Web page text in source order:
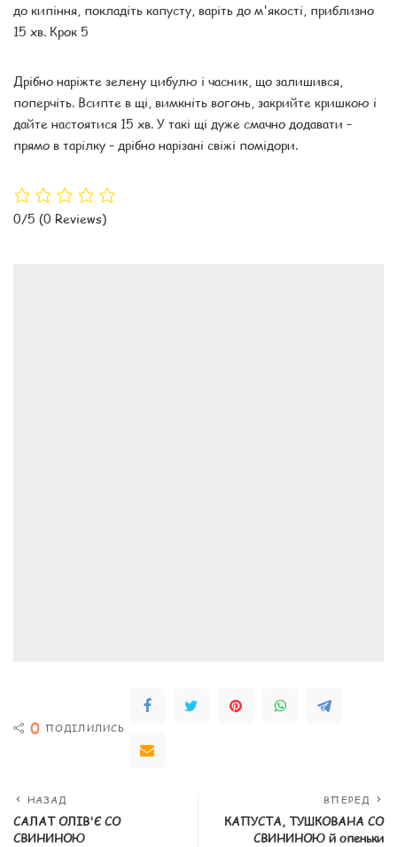
до кипіння, покладіть капусту, варіть до м'якості, приблизно
15 хв. Крок 5
Дрібно наріжте зелену цибулю і часник, що залишився,
поперчіть. Всипте в щі, вимкніть вогонь, закрийте кришкою і
дайте настоятися 15 хв. У такі щі дуже смачно додавати –
прямо в тарілку – дрібно нарізані свіжі помідори.
0/5 (0 Reviews)
0 ПОДІЛИЛИСЬ
НАЗАД
САЛАТ ОЛІВ'Є СО
СВИНИНОЮ
ВПЕРЕД
КАПУСТА, ТУШКОВАНА СО
СВИНИНОЮ й опеньки